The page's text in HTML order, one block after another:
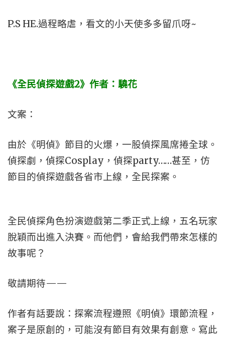
P.S HE.過程略虐，看文的小天使多多留爪呀~
《全民偵探遊戲2》作者：驍花
文案：
由於《明偵》節目的火爆，一股偵探風席捲全球。
偵探劇，偵探Cosplay，偵探party……甚至，仿
節目的偵探遊戲各省市上線，全民探案。
全民偵探角色扮演遊戲第二季正式上線，五名玩家
脫穎而出進入決賽。而他們，會給我們帶來怎樣的
故事呢？
敬請期待——
作者有話要說：探案流程遵照《明偵》環節流程，
案子是原創的，可能沒有節目有效果有創意。寫此